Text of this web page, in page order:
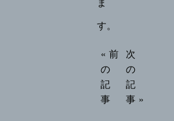
す。
« 前
の
記
事
次
の
記
事 »